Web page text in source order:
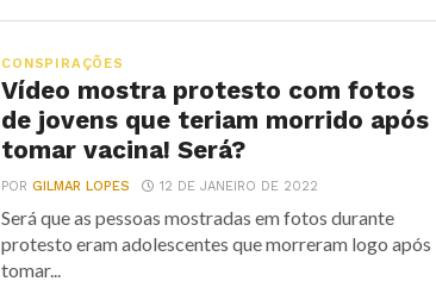
CONSPIRAÇÕES
Vídeo mostra protesto com fotos
de jovens que teriam morrido após
tomar vacina! Será?
PORGILMAR LOPES 12 DE JANEIRO DE 2022
Será que as pessoas mostradas em fotos durante
protesto eram adolescentes que morreram logo após
tomar...